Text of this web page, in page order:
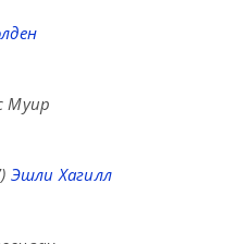
Муир
Эшли Хагилл